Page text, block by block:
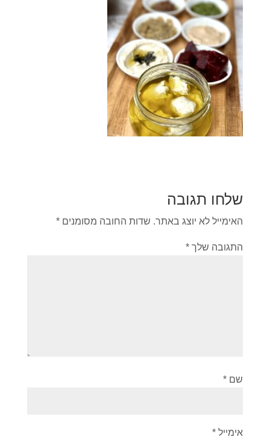
שלחו תגובה
האימייל לא יוצג באתר. שדות החובה מסומנים *
התגובה שלך *
שם *
אימייל *